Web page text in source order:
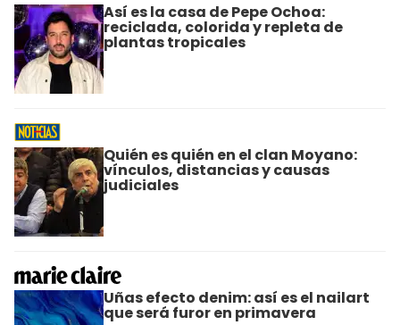
Así es la casa de Pepe Ochoa:
reciclada, colorida y repleta de
plantas tropicales
Quién es quién en el clan Moyano:
vínculos, distancias y causas
judiciales
Uñas efecto denim: así es el nailart
que será furor en primavera